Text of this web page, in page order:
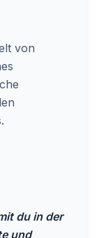
von
du in der
und